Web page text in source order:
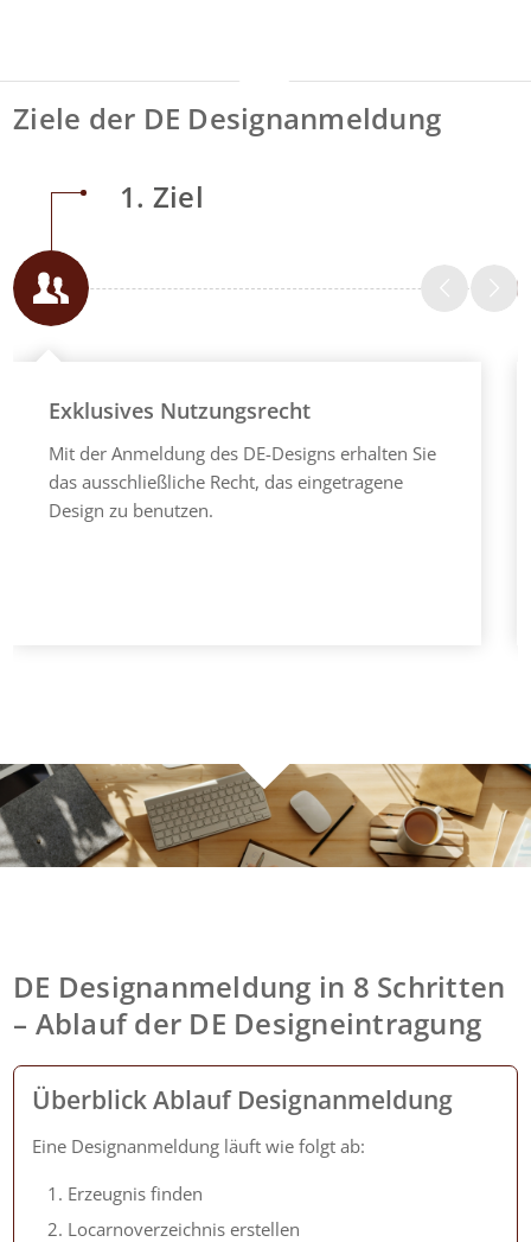
Ziele der DE Designanmeldung
1. Ziel
Exklusives Nutzungsrecht
Mit der Anmeldung des DE-Designs erhalten Sie
das ausschließliche Recht, das eingetragene
Design zu benutzen.
DE Designanmeldung in 8 Schritten
– Ablauf der DE Designeintragung
Überblick Ablauf Designanmeldung
Eine Designanmeldung läuft wie folgt ab:
Erzeugnis finden
Locarnoverzeichnis erstellen